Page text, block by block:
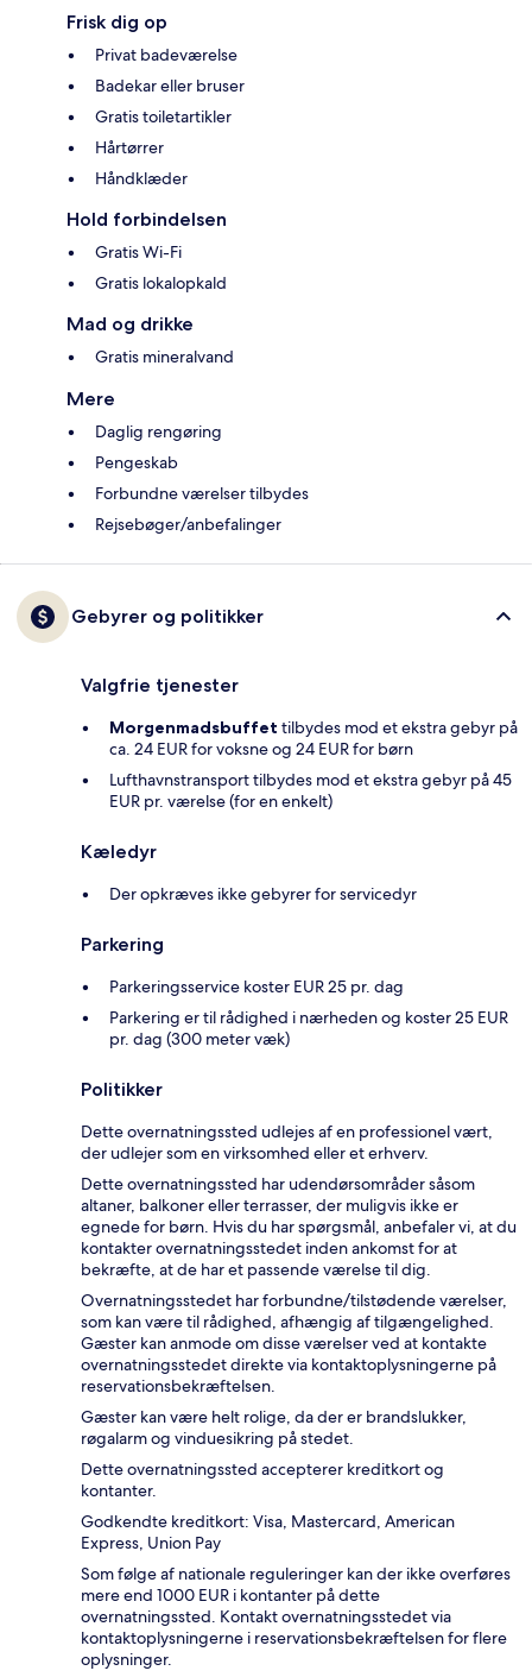
Frisk dig op
Privat badeværelse
Badekar eller bruser
Gratis toiletartikler
Hårtørrer
Håndklæder
Hold forbindelsen
Gratis Wi-Fi
Gratis lokalopkald
Mad og drikke
Gratis mineralvand
Mere
Daglig rengøring
Pengeskab
Forbundne værelser tilbydes
Rejsebøger/anbefalinger
Gebyrer og politikker
Valgfrie tjenester
Morgenmadsbuffet tilbydes mod et ekstra gebyr på
ca. 24 EUR for voksne og 24 EUR for børn
Lufthavnstransport tilbydes mod et ekstra gebyr på 45
EUR pr. værelse (for en enkelt)
Kæledyr
Der opkræves ikke gebyrer for servicedyr
Parkering
Parkeringsservice koster EUR 25 pr. dag
Parkering er til rådighed i nærheden og koster 25 EUR
pr. dag (300 meter væk)
Politikker
Dette overnatningssted udlejes af en professionel vært,
der udlejer som en virksomhed eller et erhverv.
Dette overnatningssted har udendørsområder såsom
altaner, balkoner eller terrasser, der muligvis ikke er
egnede for børn. Hvis du har spørgsmål, anbefaler vi, at du
kontakter overnatningsstedet inden ankomst for at
bekræfte, at de har et passende værelse til dig.
Overnatningsstedet har forbundne/tilstødende værelser,
som kan være til rådighed, afhængig af tilgængelighed.
Gæster kan anmode om disse værelser ved at kontakte
overnatningsstedet direkte via kontaktoplysningerne på
reservationsbekræftelsen.
Gæster kan være helt rolige, da der er brandslukker,
røgalarm og vinduesikring på stedet.
Dette overnatningssted accepterer kreditkort og
kontanter.
Godkendte kreditkort: Visa, Mastercard, American
Express, Union Pay
Som følge af nationale reguleringer kan der ikke overføres
mere end 1000 EUR i kontanter på dette
overnatningssted. Kontakt overnatningsstedet via
kontaktoplysningerne i reservationsbekræftelsen for flere
oplysninger.